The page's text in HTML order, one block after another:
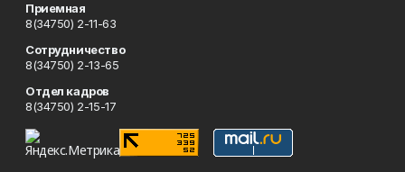
Приемная
8(34750) 2-11-63
Сотрудничество
8(34750) 2-13-65
Отдел кадров
8(34750) 2-15-17